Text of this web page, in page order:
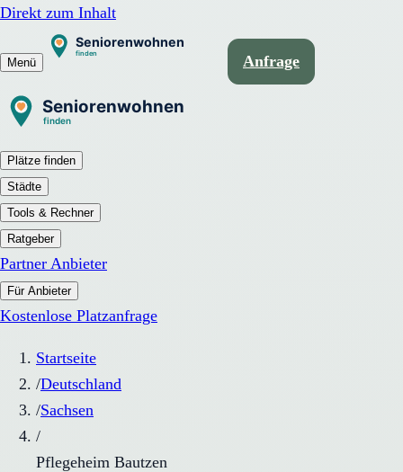
Direkt zum Inhalt
Menü Anfrage
Plätze finden
Städte
Tools & Rechner
Ratgeber
Partner Anbieter
Für Anbieter
Kostenlose Platzanfrage
Startseite
/Deutschland
/Sachsen
/
Pflegeheim Bautzen